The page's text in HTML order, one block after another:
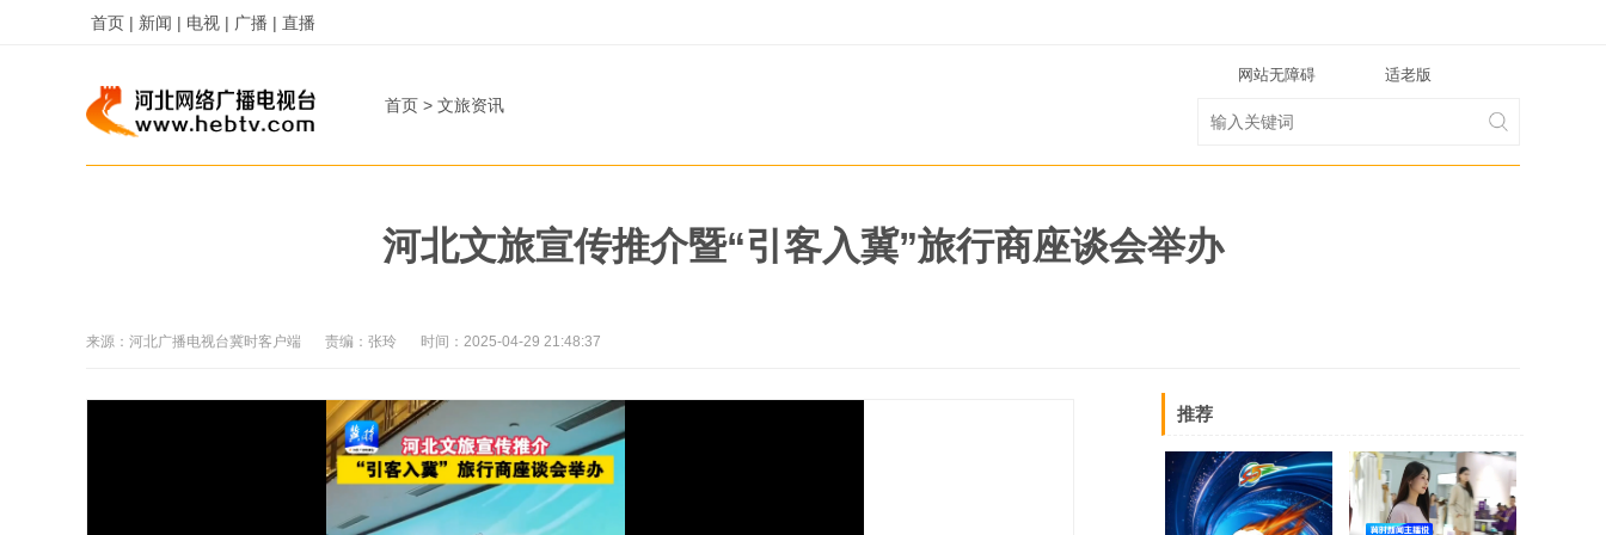
首页 | 新闻 | 电视 | 广播 | 直播
首页 > 文旅资讯
网站无障碍 适老版
河北文旅宣传推介暨“引客入冀”旅行商座谈会举办
来源： 河北广播电视台冀时客户端 责编： 张玲 时间： 2025-04-29 21:48:37
推荐